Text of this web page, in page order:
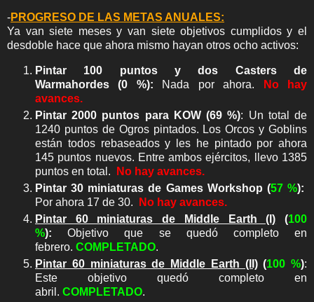
-PROGRESO DE LAS METAS ANUALES:
Ya van siete meses y van siete objetivos cumplidos y el
desdoble hace que ahora mismo hayan otros ocho activos:
Pintar 100 puntos y dos Casters de
Warmahordes (0 %):
Nada por ahora.
No hay
avances.
Pintar 2000 puntos para KOW (69 %): Un total de
1240 puntos de Ogros pintados. Los Orcos y Goblins
están todos rebaseados y les he pintado por ahora
145 puntos nuevos. Entre ambos ejércitos, llevo 1385
puntos en total.
No hay avances.
Pintar 30 miniaturas de Games Workshop (57 %):
Por ahora 17 de 30.
No hay avances.
Pintar 60 miniaturas de Middle Earth (I) (100
%):Objetivo que se quedó completo en
febrero. COMPLETADO.
Pintar 60 miniaturas de Middle Earth (II)(100 %):
Este objetivo quedó completo en
abril. COMPLETADO.